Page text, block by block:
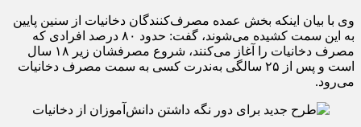
وی با بیان اینکه بخش عمده مصرف‌کنندگان دخانیات از سنین پایین
به این سمت کشیده می‌شوند، گفت: حدود ۸۰ درصد افرادی که
مصرف دخانیات را آغاز می‌کنند، شروع مصرفشان زیر ۱۸ سال
است و پس از ۲۵ سالگی به‌ندرت کسی به سمت مصرف دخانیات
می‌رود.